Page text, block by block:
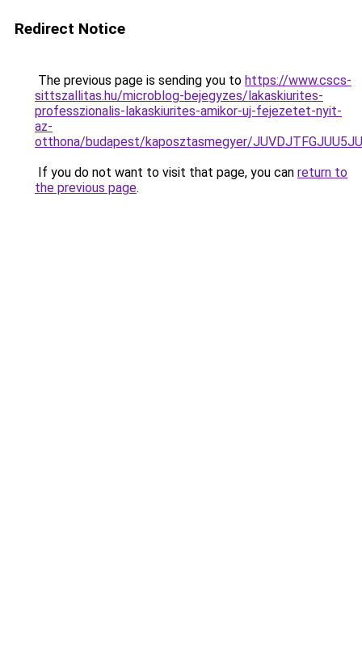
Redirect Notice
The previous page is sending you to https://www.cscs-
sittszallitas.hu/microblog-bejegyzes/lakaskiurites-
professzionalis-lakaskiurites-amikor-uj-fejezetet-nyit-
az-
otthona/budapest/kaposztasmegyer/
If you do not want to visit that page, you can return to
the previous page.